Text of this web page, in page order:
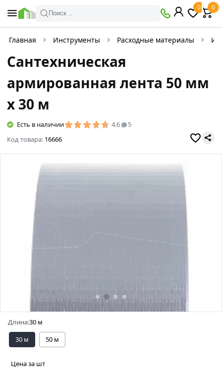
Поиск ..
0 0
Главная Инструменты Расходные материалы
Сантехническая
армированная лента 50 мм
х 30 м
Есть в наличии 4.6
5
Код товара: 16666
Длина:30 м
30 м
50 м
Цена за шт